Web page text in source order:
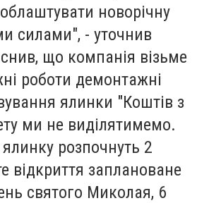
новорічну
силами", - уточнив
що компанія візьме
роботи демонтажні
ялинки "Коштів з
ми не виділятимемо.
розпочнуть 2
відкриття заплановане
святого Миколая, 6